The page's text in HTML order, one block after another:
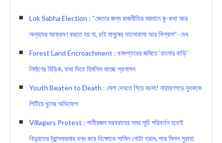
Lok Sabha Election : “জেতার জন্য রাজনীতির ময়দানে কু-কথা আর
অন্যদের আক্রমণ করতে হয় না, চাই মানুষের ভালোবাসা আর বিশ্বাস”- দেব
Forest Land Encroachment : বনদপ্তরের জমিতে ‘বাংলার বাড়ি’
নির্মাণের হিড়িক, বাধা দিতে হিমশিম খাচ্ছে প্রশাসন
Youth Beaten to Death : মেলা দেখতে গিয়ে বচসা! নারায়ণগড়ে যুবককে
পিটিয়ে খুনের অভিযোগ
Villagers Protest : পানীয়জল সরবরাহের সময় সূচি পরিবর্তন হতেই
বিদ্যুতের ট্রান্সফরমার বন্ধ করে বিক্ষোভে সামিল গোটা গ্রাম, পরে মিলল সুরাহা